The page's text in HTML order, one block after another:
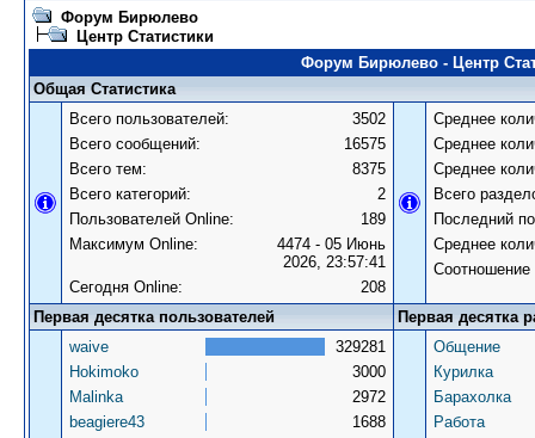
Форум Бирюлево
Центр Статистики
Форум Бирюлево - Центр
Общая Статистика
Всего пользователей:
3502
Всего сообщений:
16575
Всего тем:
8375
Всего категорий:
2
Пользователей Online:
189
Максимум Online:
4474 - 05 Июнь
2026, 23:57:41
Сегодня Online:
208
Среднее
Среднее
Среднее
Всего
Последний
Среднее
Первая десятка пользователей
Первая десятка
waive
329281
Hokimoko
3000
Malinka
2972
beagiere43
1688
Общение
Курилка
Барахолка
Работа